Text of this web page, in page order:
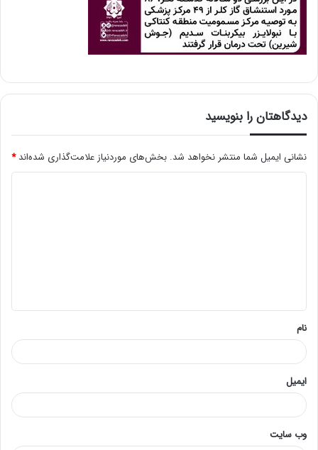
دیدگاهتان را بنویسید
نشانی ایمیل شما منتشر نخواهد شد. بخش‌های موردنیاز علامت‌گذاری شده‌اند*
*
نام
ایمیل
وب‌ سایت